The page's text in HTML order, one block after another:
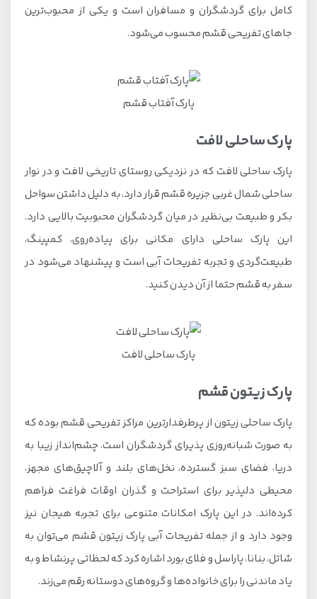
کامل برای گردشگران و مسافران است و یکی از محبوب‌ترین
جاهای تفریحی قشم محسوب می‌شود.
پارک آفتاب قشم
پارک ساحلی لافت
پارک ساحلی لافت که در نزدیکی روستای تاریخی لافت و در نوار
ساحلی شمال غربی جزیره قشم قرار دارد، به دلیل داشتن سواحل
بکر و طبیعت بی‌نظیر در میان گردشگران محبوبیت بالایی دارد.
این پارک ساحلی دارای مکانی برای پیاده‌روی، کمپینگ،
طبیعت‌گردی و تجربه تفریحات آبی است و پیشنهاد می‌شود در
سفر به قشم حتما از آن دیدن کنید.
پارک ساحلی لافت
پارک زیتون قشم
پارک ساحلی زیتون از پرطرفدارترین مراکز تفریحی قشم بوده که
به‌ صورت شبانه‌روزی پذیرای گردشگران است. چشم‌انداز زیبا به
دریا، فضای سبز گسترده، نخل‌های بلند و آلاچیق‌های مجهز،
محیطی دلپذیر برای استراحت و گذران اوقات فراغت فراهم
کرده‌اند. در این پارک امکانات متنوعی برای تجربه هیجان نیز
وجود دارد و از جمله تفریحات آبی پارک زیتون قشم می‌توان به
شاتل، بنانا، پاراسل و فلای بورد اشاره کرد که لحظاتی پرنشاط و به‌
یاد ماندنی را برای خانواده‌ها و گروه‌های دوستانه رقم می‌زند.